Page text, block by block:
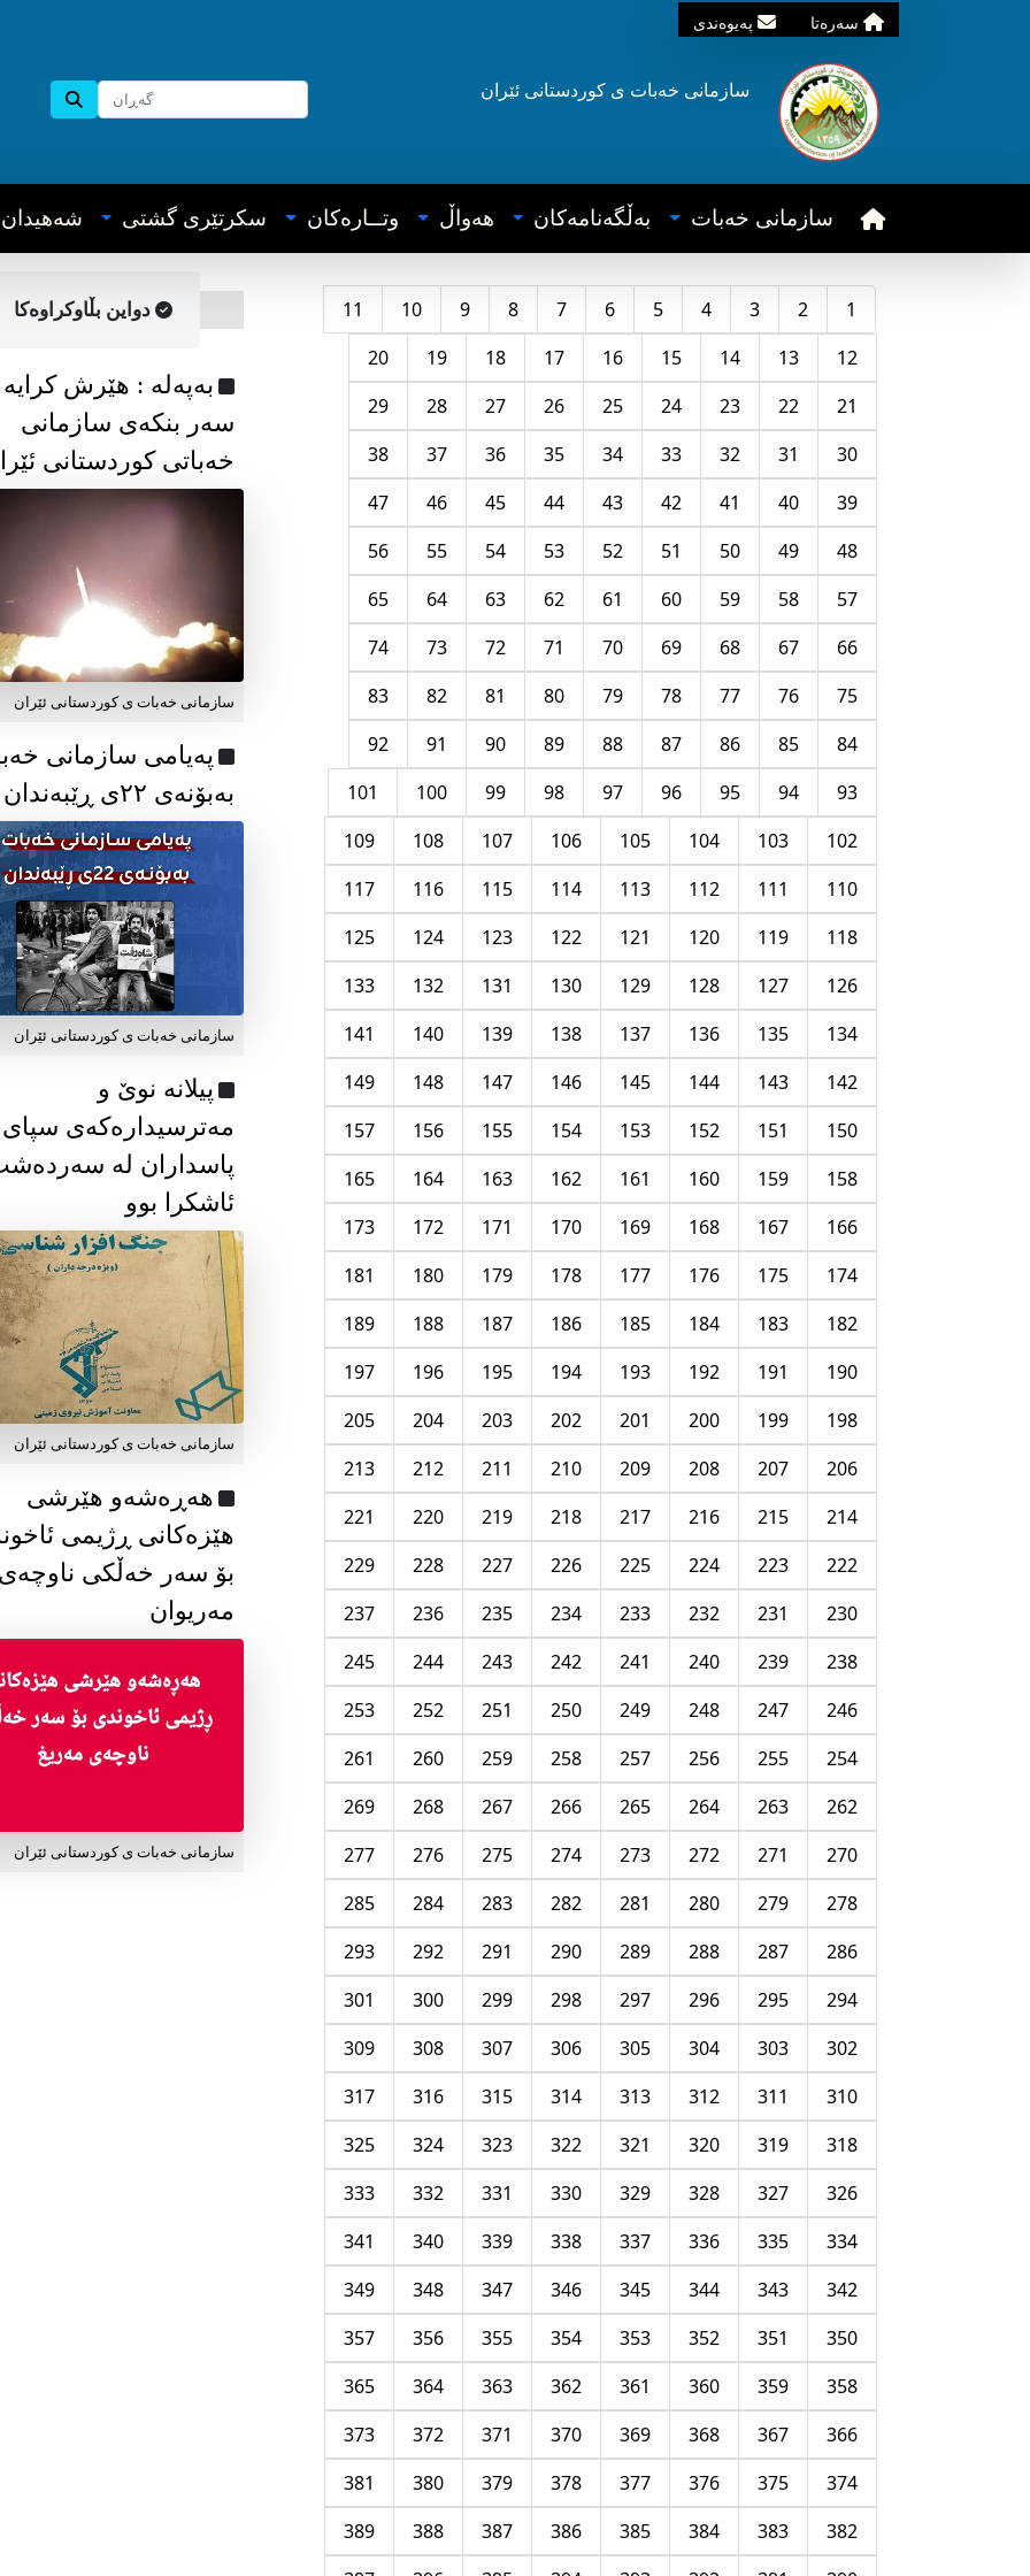
سه‌ره‌تا په‌یوه‌ندی
سازمانی خه‌بات ی کوردستانی ئێران
سازمانی خه‌بات به‌ڵگه‌نامه‌کان هه‌واڵ وتــاره‌کان سکرتێری گشتی شه‌هیدان
1
2
3
4
5
6
7
8
9
10
11
12
13
14
15
16
17
18
19
20
21
22
23
24
25
26
27
28
29
30
31
32
33
34
35
36
37
38
39
40
41
42
43
44
45
46
47
48
49
50
51
52
53
54
55
56
57
58
59
60
61
62
63
64
65
66
67
68
69
70
71
72
73
74
75
76
77
78
79
80
81
82
83
84
85
86
87
88
89
90
91
92
93
94
95
96
97
98
99
100
101
102
103
104
105
106
107
108
109
110
111
112
113
114
115
116
117
118
119
120
121
122
123
124
125
126
127
128
129
130
131
132
133
134
135
136
137
138
139
140
141
142
143
144
145
146
147
148
149
150
151
152
153
154
155
156
157
158
159
160
161
162
163
164
165
166
167
168
169
170
171
172
173
174
175
176
177
178
179
180
181
182
183
184
185
186
187
188
189
190
191
192
193
194
195
196
197
198
199
200
201
202
203
204
205
206
207
208
209
210
211
212
213
214
215
216
217
218
219
220
221
222
223
224
225
226
227
228
229
230
231
232
233
234
235
236
237
238
239
240
241
242
243
244
245
246
247
248
249
250
251
252
253
254
255
256
257
258
259
260
261
262
263
264
265
266
267
268
269
270
271
272
273
274
275
276
277
278
279
280
281
282
283
284
285
286
287
288
289
290
291
292
293
294
295
296
297
298
299
300
301
302
303
304
305
306
307
308
309
310
311
312
313
314
315
316
317
318
319
320
321
322
323
324
325
326
327
328
329
330
331
332
333
334
335
336
337
338
339
340
341
342
343
344
345
346
347
348
349
350
351
352
353
354
355
356
357
358
359
360
361
362
363
364
365
366
367
368
369
370
371
372
373
374
375
376
377
378
379
380
381
382
383
384
385
386
387
388
389
دواین بڵاوکراوه‌کا
به‌په‌له‌ : هێرش کرایە
سەر بنکەی سازمانی
خەباتی کوردستانی
سازمانی خەبات ی کوردستانی ئێران
پەیامی سازمانی
بەبۆنەی ۲۲ی ڕێبەندان
سازمانی خەبات ی كوردستانی ئێران
پیلانە نوێ و
مەترسیدارەکەی سپای
پاسداران لە
ئاشکرا بوو
سازمانی خەبات ی كوردستانی ئێران
هەڕەشەو هێرشی
هێزەکانی ڕژیمی
بۆ سەر خەڵکی
مەریوان
سازمانی خەبات ی کوردستانی ئێران